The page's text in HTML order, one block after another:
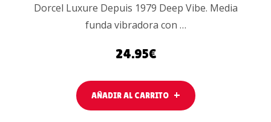
Dorcel Luxure Depuis 1979 Deep Vibe. Media
funda vibradora con …
24.95€
AÑADIR AL CARRITO